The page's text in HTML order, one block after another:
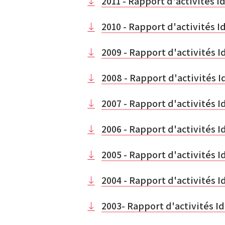
2010 - Rapport d'activités
2009 - Rapport d'activités
2008 - Rapport d'activités
2007 - Rapport d'activités
2006 - Rapport d'activités
2005 - Rapport d'activités
2004 - Rapport d'activités
2003- Rapport d'activités